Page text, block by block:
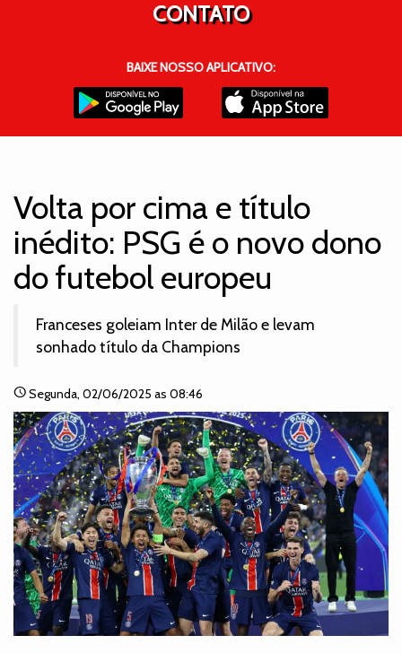
CONTATO
BAIXE NOSSO APLICATIVO:
Volta por cima e título
inédito: PSG é o novo dono
do futebol europeu
Franceses goleiam Inter de Milão e levam
sonhado título da Champions
scheduleSegunda, 02/06/2025 as 08:46